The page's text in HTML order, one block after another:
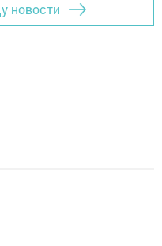
новости